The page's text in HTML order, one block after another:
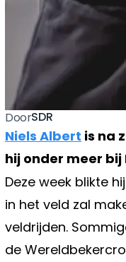
DoorSDR
Niels Albert is na
hij onder meer bij
Deze week blikte
in het veld zal
veldrijden.
de